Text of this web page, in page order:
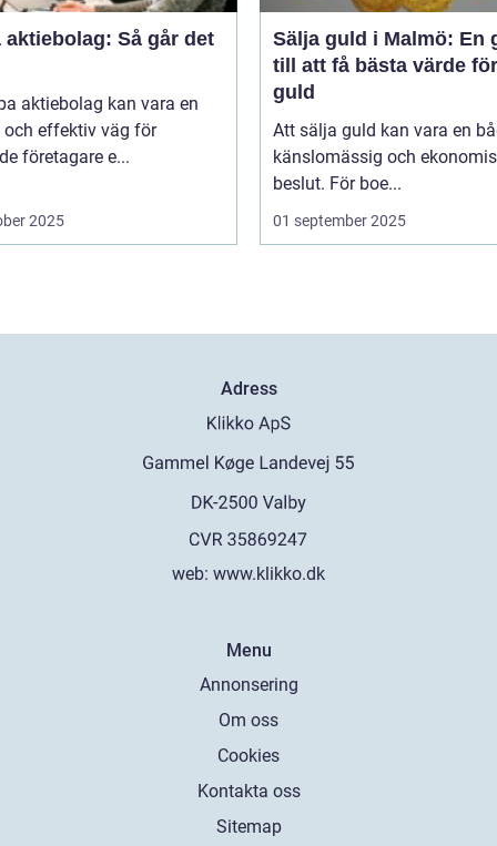
aktiebolag: Så går det
aktiebolag kan vara en
och effektiv väg för
företagare e...
2025
Sälja guld i Malmö: En
till att få bästa värde
guld
Att sälja guld kan vara en
känslomässig och
beslut. För boe...
01 september 2025
Adress
web: www.klikko.dk
Menu
Annonsering
Om oss
Cookies
Kontakta oss
Sitemap